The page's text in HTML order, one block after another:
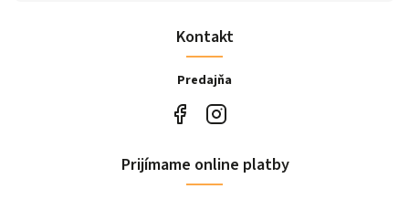
Kontakt
Predajňa
Prijímame online platby